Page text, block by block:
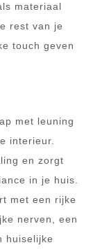
materiaal
rest van je
touch geven
met leuning
interieur.
en zorgt
in je huis.
met een rijke
nerven, een
huiselijke